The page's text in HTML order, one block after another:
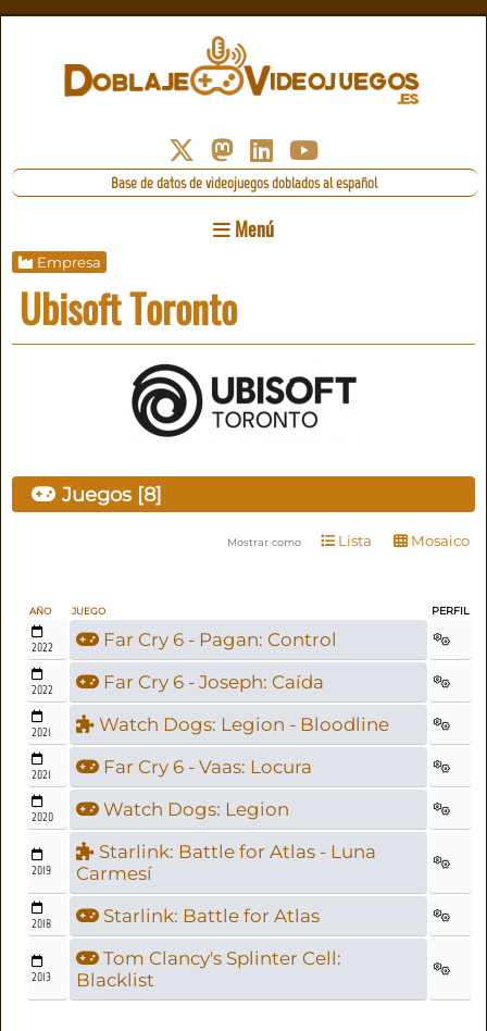
Base de datos de videojuegos doblados al español
Menú
Empresa
Ubisoft Toronto
Juegos [8]
Mostrar como Lista Mosaico
AÑO JUEGO PERFIL
2022 Far Cry 6 - Pagan: Control
2022 Far Cry 6 - Joseph: Caída
2021 Watch Dogs: Legion - Bloodline
2021 Far Cry 6 - Vaas: Locura
2020 Watch Dogs: Legion
2019
Starlink: Battle for Atlas - Luna
Carmesí
2018 Starlink: Battle for Atlas
2013
Tom Clancy's Splinter Cell:
Blacklist